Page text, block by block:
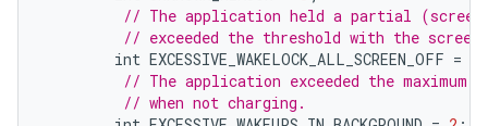
// The application held a partial
// exceeded the threshold with the
int EXCESSIVE_WAKELOCK_ALL_SCREEN_OFF =
// The application exceeded the maximum
// when not charging.